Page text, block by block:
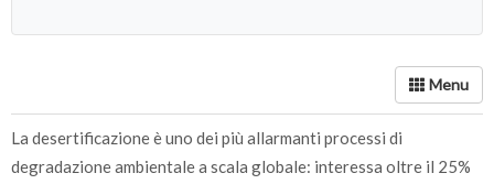
La desertificazione è uno dei più allarmanti processi di
degradazione ambientale a scala globale: interessa oltre il 25%